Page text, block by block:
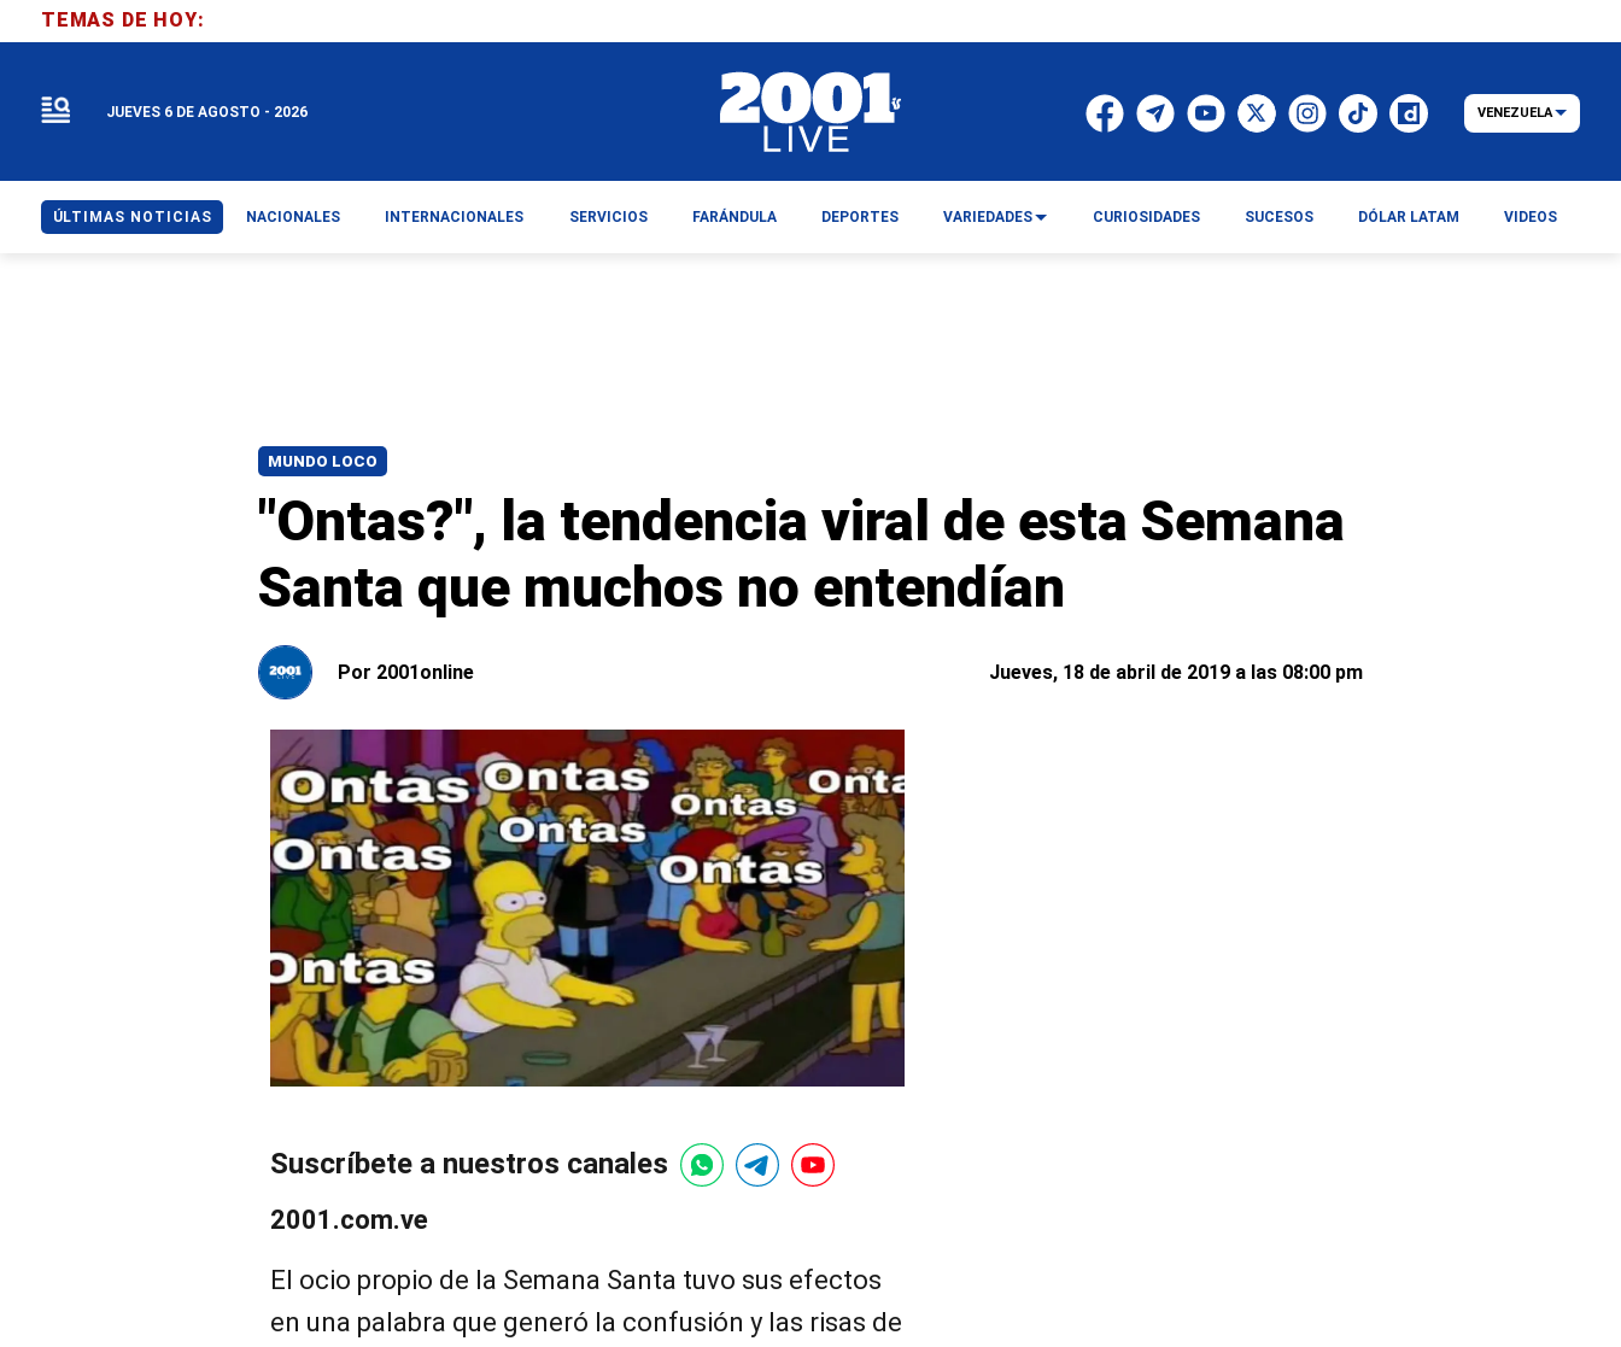
MUNDO LOCO
"Ontas?", la tendencia viral de esta Semana
Santa que muchos no entendían
Por 2001online Jueves, 18 de abril de 2019 a las 08:00 pm
Suscríbete a nuestros canales
2001.com.ve
El ocio propio de la Semana Santa tuvo sus efectos
en una palabra que generó la confusión y las risas de
TEMAS DE HOY:
JUEVES 6 DE AGOSTO - 2026 VENEZUELA
ÚLTIMAS NOTICIAS NACIONALES INTERNACIONALES SERVICIOS FARÁNDULA DEPORTES VARIEDADES CURIOSIDADES SUCESOS DÓLAR LATAM VIDEOS